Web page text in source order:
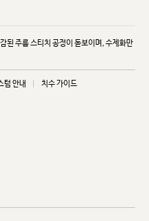
된 주름 스티치 공정이 돋보이며, 수제화만
텀 안내 치수 가이드